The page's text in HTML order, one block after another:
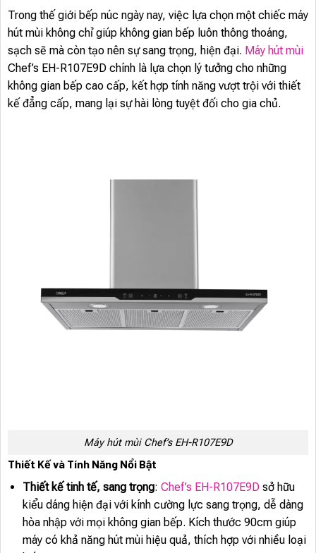
Trong thế giới bếp núc ngày nay, việc lựa chọn một chiếc máy
hút mùi không chỉ giúp không gian bếp luôn thông thoáng,
sạch sẽ mà còn tạo nên sự sang trọng, hiện đại. Máy hút mùi
Chef’s EH-R107E9D chính là lựa chọn lý tưởng cho những
không gian bếp cao cấp, kết hợp tính năng vượt trội với thiết
kế đẳng cấp, mang lại sự hài lòng tuyệt đối cho gia chủ.
Máy hút mùi Chef’s EH-R107E9D
Thiết Kế và Tính Năng Nổi Bật
Thiết kế tinh tế, sang trọng: Chef’s EH-R107E9Dsở hữu
kiểu dáng hiện đại với kính cường lực sang trọng, dễ dàng
hòa nhập với mọi không gian bếp. Kích thước 90cm giúp
máy có khả năng hút mùi hiệu quả, thích hợp với nhiều loại